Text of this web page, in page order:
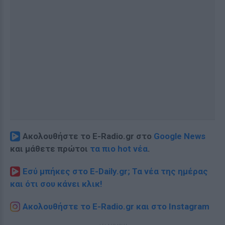
Ακολουθήστε το E-Radio.gr στο Google News
και μάθετε πρώτοι τα πιο hot νέα.
Εσύ μπήκες στο E-Daily.gr; Τα νέα της ημέρας
και ότι σου κάνει κλικ!
Ακολουθήστε το E-Radio.gr και στο Instagram